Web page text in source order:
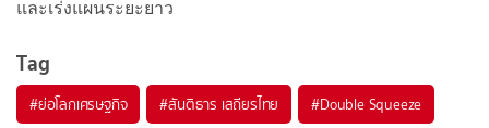
และเร่งแผนระยะยาว
Tag
#ย่อโลกเศรษฐกิจ #สันติธาร เสถียรไทย #Double Squeeze